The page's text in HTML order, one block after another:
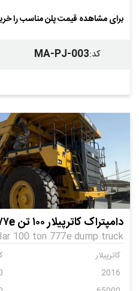
برای مشاهده قیمت پلن مناسب را
کد:
MA-PJ-003
دامپتراک کاترپیلار ۱۰۰ تن ۷۷۷e
100 ton 777e dump truck
کاترپیلار
2016